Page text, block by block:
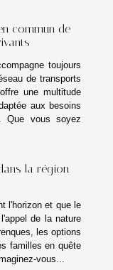
commun de
toujours
de transports
une multitude
aux besoins
Que vous soyez
la région
l'horizon et que le
de la nature
les options
familles en quête
vous...